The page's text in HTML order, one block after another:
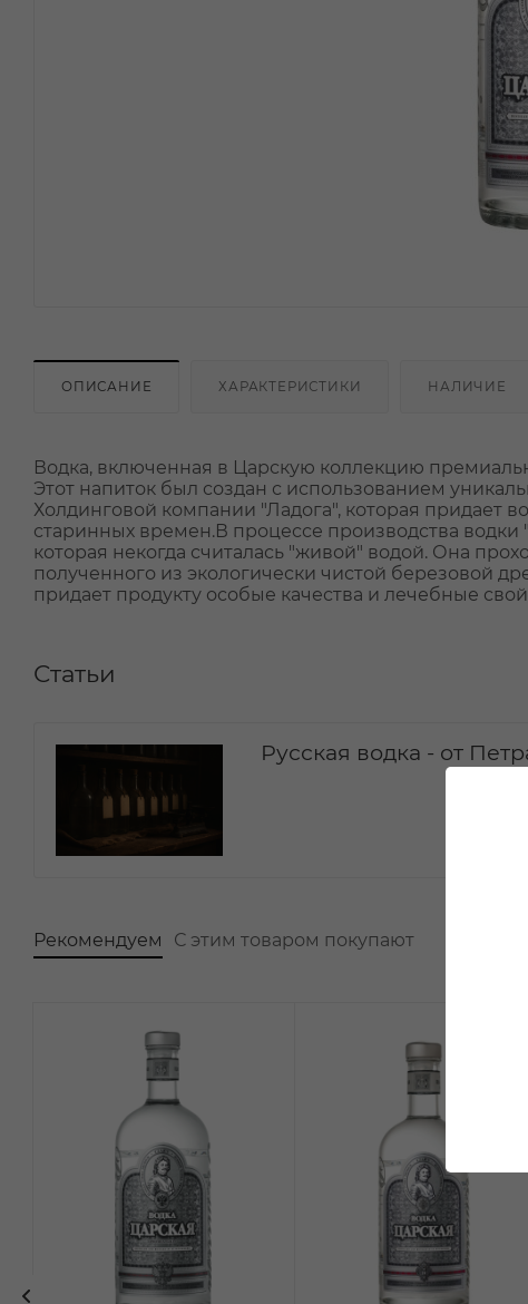
ОПИСАНИЕ ХАРАКТЕРИСТИКИ НАЛИЧИЕ
Водка, включенная в Царскую коллекцию
Этот напиток был создан с использованием
Холдинговой компании "Ладога", которая придает
старинных времен.В процессе производства водки
которая некогда считалась "живой" водой. Она
полученного из экологически чистой березовой
придает продукту особые качества и лечебные
Статьи
Русская водка - от
Рекомендуем С этим товаром покупают